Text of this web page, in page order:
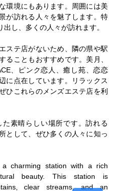
環境にもあります。周囲には美
が訪れる人々を魅了します。特
し、多くの人々が訪れます。
ステ店がないため、隣の県や駅
ることもおすすめです。美月、
、ピンク恋人、癒し苑、恋恋
に点在しています。リラックス
ひこれらのメンズエステ店を利
素晴らしい場所です。訪れる
として、ぜひ多くの人々に知っ
charming station with a rich
beauty. This station is
clear streams, and an